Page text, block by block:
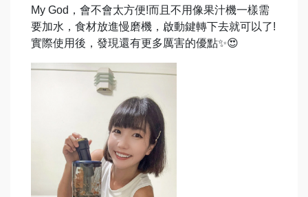
My God，會不會太方便!而且不用像果汁機一樣需
要加水，食材放進慢磨機，啟動鍵轉下去就可以了!
實際使用後，發現還有更多厲害的優點✨😍